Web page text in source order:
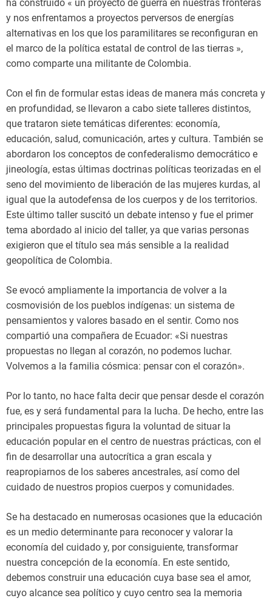
ha construido « un proyecto de guerra en nuestras fronteras
y nos enfrentamos a proyectos perversos de energías
alternativas en los que los paramilitares se reconfiguran en
el marco de la política estatal de control de las tierras »,
como comparte una militante de Colombia.
Con el fin de formular estas ideas de manera más concreta y
en profundidad, se llevaron a cabo siete talleres distintos,
que trataron siete temáticas diferentes: economía,
educación, salud, comunicación, artes y cultura. También se
abordaron los conceptos de confederalismo democrático e
jineología, estas últimas doctrinas políticas teorizadas en el
seno del movimiento de liberación de las mujeres kurdas, al
igual que la autodefensa de los cuerpos y de los territorios.
Este último taller suscitó un debate intenso y fue el primer
tema abordado al inicio del taller, ya que varias personas
exigieron que el título sea más sensible a la realidad
geopolítica de Colombia.
Se evocó ampliamente la importancia de volver a la
cosmovisión de los pueblos indígenas: un sistema de
pensamientos y valores basado en el sentir. Como nos
compartió una compañera de Ecuador: «Si nuestras
propuestas no llegan al corazón, no podemos luchar.
Volvemos a la familia cósmica: pensar con el corazón».
Por lo tanto, no hace falta decir que pensar desde el corazón
fue, es y será fundamental para la lucha. De hecho, entre las
principales propuestas figura la voluntad de situar la
educación popular en el centro de nuestras prácticas, con el
fin de desarrollar una autocrítica a gran escala y
reapropiarnos de los saberes ancestrales, así como del
cuidado de nuestros propios cuerpos y comunidades.
Se ha destacado en numerosas ocasiones que la educación
es un medio determinante para reconocer y valorar la
economía del cuidado y, por consiguiente, transformar
nuestra concepción de la economía. En este sentido,
debemos construir una educación cuya base sea el amor,
cuyo alcance sea político y cuyo centro sea la memoria